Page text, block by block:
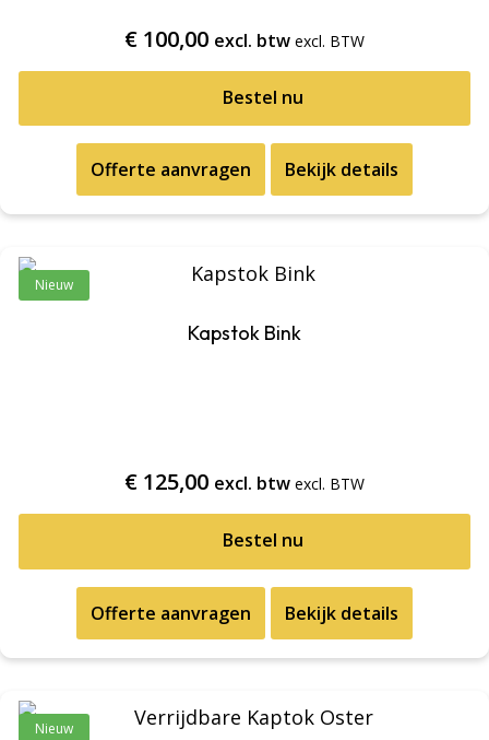
€ 100,00 excl. btw
Bestel nu
Offerte aanvragen Bekijk details
Kapstok Bink
Nieuw
€ 125,00 excl. btw
Bestel nu
Offerte aanvragen Bekijk details
Nieuw